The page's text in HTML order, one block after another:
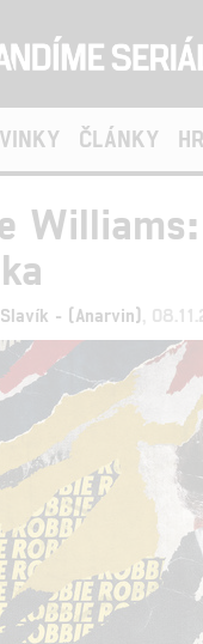
ČLÁNKY
- (Anarvin) ,